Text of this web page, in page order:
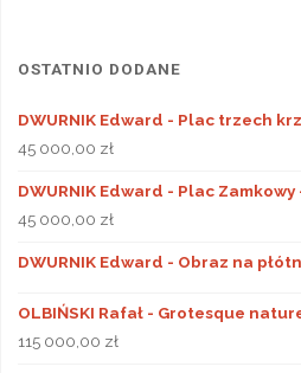
OSTATNIO DODANE
DWURNIK Edward - Plac trzech
45 000,00 zł
DWURNIK Edward - Plac Zamkowy
45 000,00 zł
DWURNIK Edward - Obraz na
OLBIŃSKI Rafał - Grotesque
115 000,00 zł